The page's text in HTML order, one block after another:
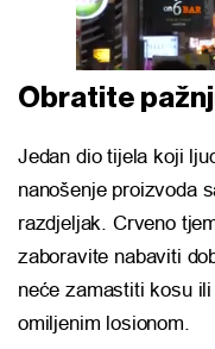
Obratite
Jedan dio tijela koji
nanošenje proizvoda
razdjeljak. Crveno
zaboravite nabaviti
neće zamastiti kosu
omiljenim losionom.